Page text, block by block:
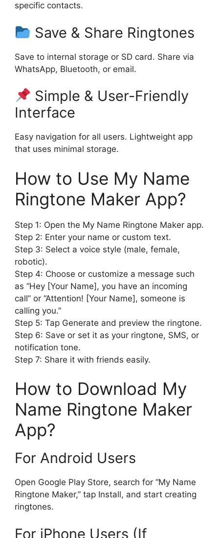
specific contacts.
Save & Share Ringtones
Save to internal storage or SD card. Share via
WhatsApp, Bluetooth, or email.
Simple & User-Friendly
Interface
Easy navigation for all users. Lightweight app
that uses minimal storage.
How to Use My Name
Ringtone Maker App?
Step 1: Open the My Name Ringtone Maker app.
Step 2: Enter your name or custom text.
Step 3: Select a voice style (male, female,
robotic).
Step 4: Choose or customize a message such
as “Hey [Your Name], you have an incoming
call” or “Attention! [Your Name], someone is
calling you.”
Step 5: Tap Generate and preview the ringtone.
Step 6: Save or set it as your ringtone, SMS, or
notification tone.
Step 7: Share it with friends easily.
How to Download My
Name Ringtone Maker
App?
For Android Users
Open Google Play Store, search for “My Name
Ringtone Maker,” tap Install, and start creating
ringtones.
For iPhone Users (If